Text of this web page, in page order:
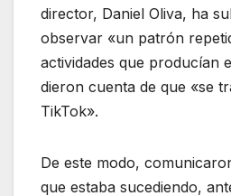
director, Daniel Oliva, ha
observar «un patrón
actividades que producían
dieron cuenta de que «se
TikTok».
De este modo,
que estaba sucediendo,